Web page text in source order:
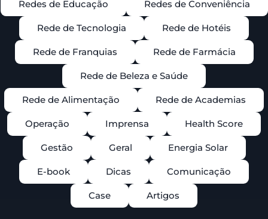
Redes de Educação Redes de Conveniência
Rede de Tecnologia Rede de Hotéis
Rede de Franquias Rede de Farmácia
Rede de Beleza e Saúde
Rede de Alimentação Rede de Academias
Operação Imprensa Health Score
Gestão Geral Energia Solar
E-book Dicas Comunicação
Case Artigos